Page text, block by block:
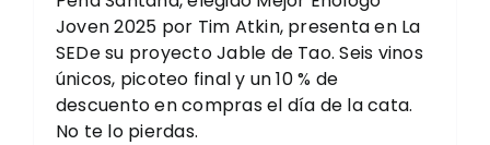
Joven 2025 por Tim Atkin, presenta en La
SEDe su proyecto Jable de Tao. Seis vinos
únicos, picoteo final y un 10 % de
descuento en compras el día de la cata.
No te lo pierdas.